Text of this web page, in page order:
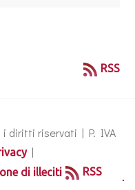
RSS
i diritti riservati | P. IVA
|
di illeciti RSS